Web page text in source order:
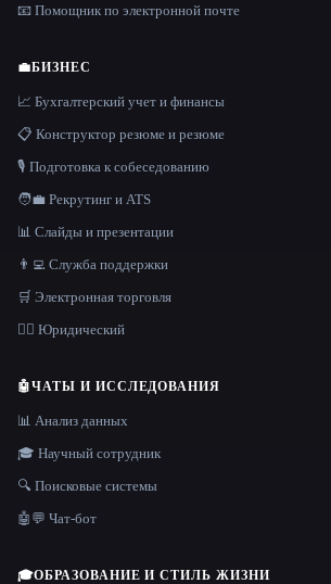
📧 Помощник по электронной почте
💼БИЗНЕС
📈 Бухгалтерский учет и финансы
📋 Конструктор резюме и резюме
🎙️ Подготовка к собеседованию
🧑‍💼 Рекрутинг и ATS
📊 Слайды и презентации
👨‍💻 Служба поддержки
🛒 Электронная торговля
👩‍⚖️ Юридический
🤖ЧАТЫ И ИССЛЕДОВАНИЯ
📊 Анализ данных
🎓 Научный сотрудник
🔍 Поисковые системы
🤖💬 Чат-бот
🎓ОБРАЗОВАНИЕ И СТИЛЬ ЖИЗНИ